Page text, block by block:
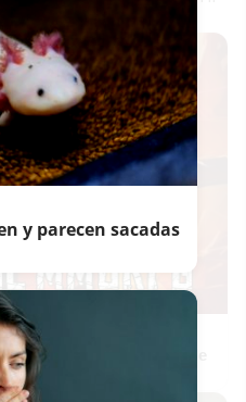
escuela ¡Cómo los de
y parecen sacadas